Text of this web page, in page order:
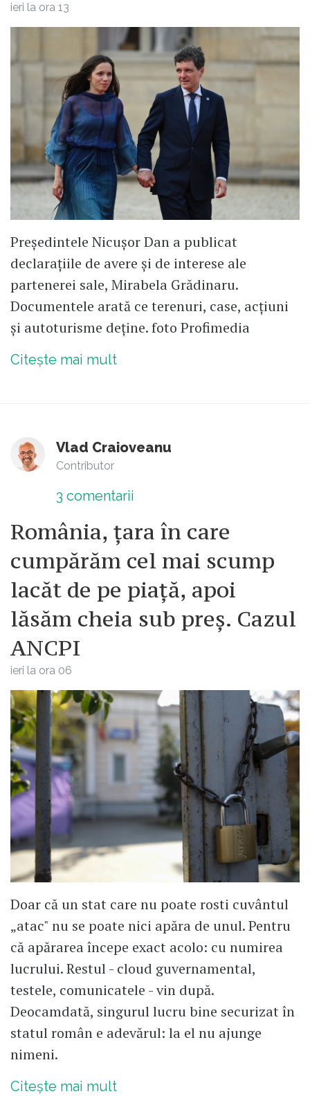
ieri la ora 13
Președintele Nicușor Dan a publicat
declarațiile de avere și de interese ale
partenerei sale, Mirabela Grădinaru.
Documentele arată ce terenuri, case, acțiuni
și autoturisme deține. foto Profimedia
Citește mai mult
Vlad Craioveanu
Contributor
3 comentarii
România, țara în care
cumpărăm cel mai scump
lacăt de pe piață, apoi
lăsăm cheia sub preș. Cazul
ANCPI
ieri la ora 06
Doar că un stat care nu poate rosti cuvântul
„atac" nu se poate nici apăra de unul. Pentru
că apărarea începe exact acolo: cu numirea
lucrului. Restul - cloud guvernamental,
testele, comunicatele - vin după.
Deocamdată, singurul lucru bine securizat în
statul român e adevărul: la el nu ajunge
nimeni.
Citește mai mult